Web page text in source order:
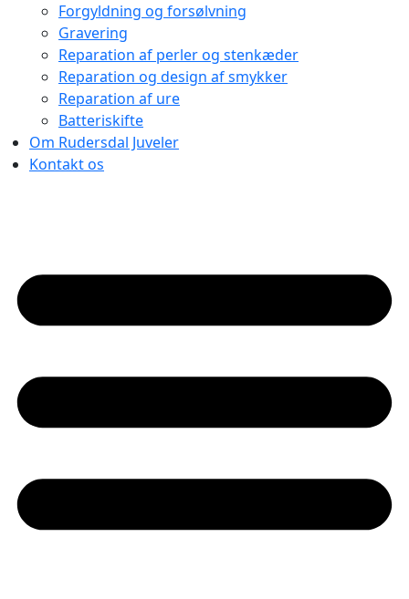
Forgyldning og forsølvning
Gravering
Reparation af perler og stenkæder
Reparation og design af smykker
Reparation af ure
Batteriskifte
Om Rudersdal Juveler
Kontakt os